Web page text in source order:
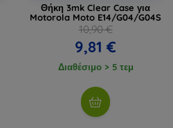
Θήκη 3mk Clear Case για
Motorola Moto E14/G04/G04S
10,90 €
9,81 €
Διαθέσιμο > 5 τεμ